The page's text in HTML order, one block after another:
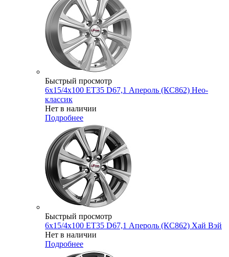
Быстрый просмотр
6x15/4x100 ET35 D67,1 Апероль (КС862) Нео-
классик
Нет в наличии
Подробнее
Быстрый просмотр
6x15/4x100 ET35 D67,1 Апероль (КС862) Хай Вэй
Нет в наличии
Подробнее